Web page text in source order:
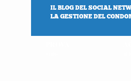
IL BLOG DEL SOCIAL
LA GESTIONE DEL